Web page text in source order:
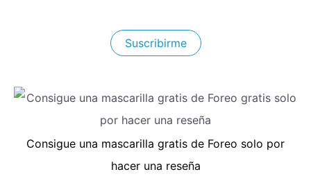
Suscribirme
Consigue una mascarilla gratis de Foreo solo por
hacer una reseña